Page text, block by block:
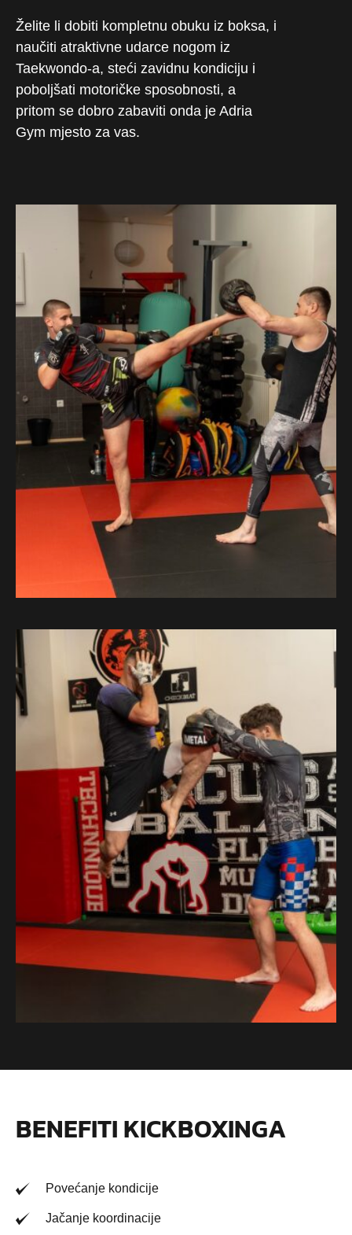
Želite li dobiti kompletnu obuku iz boksa, i
naučiti atraktivne udarce nogom iz
Taekwondo-a, steći zavidnu kondiciju i
poboljšati motoričke sposobnosti, a
pritom se dobro zabaviti onda je Adria
Gym mjesto za vas.
BENEFITI KICKBOXINGA
Povećanje kondicije
Jačanje koordinacije